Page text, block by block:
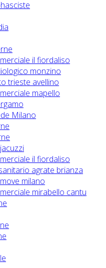
il fiordaliso
monzino
trieste avellino
mapello
Milano
il fiordaliso
agrate brianza
milano
mirabello cantu